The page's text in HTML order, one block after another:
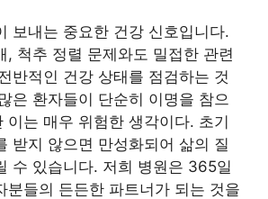
보내는 중요한 건강 신호입니다.
, 척추 정렬 문제와도 밀접한 관련
반적인 건강 상태를 점검하는 것
은 환자들이 단순히 이명을 참으
이는 매우 위험한 생각이다. 초기
받지 않으면 만성화되어 삶의 질
수 있습니다. 저희 병원은 365일
분들의 든든한 파트너가 되는 것을